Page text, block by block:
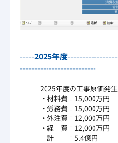
-----2025年度
--------------------------
2025年度の工事原価発生
・材料費：15,000万円
・労務費：15,000万円
・外注費：12,000万円
・経 費：12,000万円
計 ：5.4億円